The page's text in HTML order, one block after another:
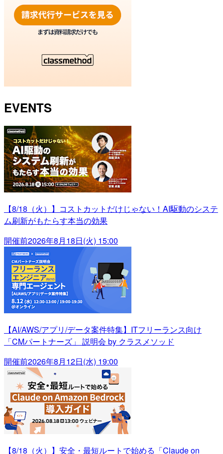
EVENTS
【8/18（火）】コストカットだけじゃない！AI駆動のシステ
ム刷新がもたらす本当の効果
開催前2026年8月18日(火) 15:00
【AI/AWS/アプリ/データ案件特集】ITフリーランス向け
「CMパートナーズ」 説明会 by クラスメソッド
開催前2026年8月12日(水) 19:00
【8/18（火）】安全・最短ルートで始める「Claude on